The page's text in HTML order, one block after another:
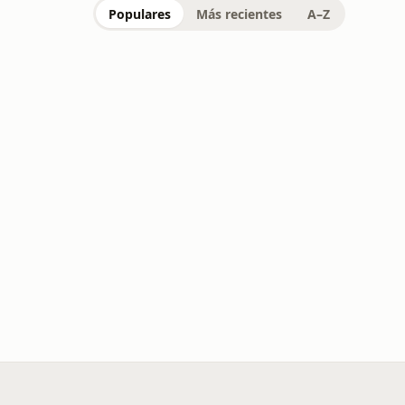
Populares Más recientes A–Z